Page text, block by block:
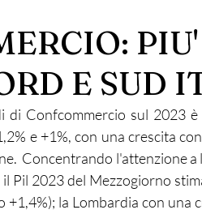
E SUD
di Confcommercio sul 2023
e +1%, con una crescita
Concentrando l'attenzione
Pil 2023 del Mezzogiorno
la Lombardia con una